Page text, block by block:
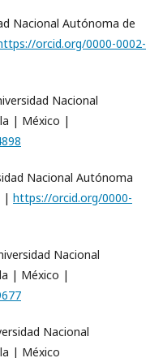
Nacional Autónoma de
orcid.org/0000-0002-
Nacional
| México |
Nacional Autónoma
| https://orcid.org/0000-
Nacional
| México |
Nacional
| México